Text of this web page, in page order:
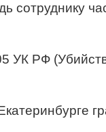
сотруднику
УК РФ